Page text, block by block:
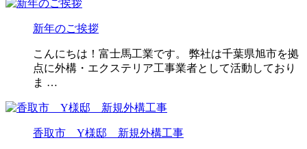
新年のご挨拶
こんにちは！富士馬工業です。 弊社は千葉県旭市を拠
点に外構・エクステリア工事業者として活動しており
ま …
香取市 Y様邸 新規外構工事